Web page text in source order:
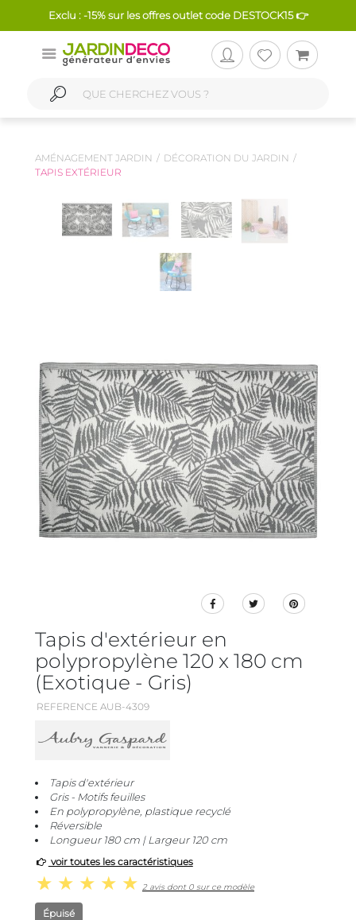
Exclu : -15% sur les offres outlet code DESTOCK15 👉
AMÉNAGEMENT JARDIN
DÉCORATION DU JARDIN
TAPIS EXTÉRIEUR
Tapis d'extérieur en
polypropylène 120 x 180 cm
(Exotique - Gris)
REFERENCE AUB-4309
Tapis d'extérieur
Gris - Motifs feuilles
En polypropylène, plastique recyclé
Réversible
Longueur 180 cm | Largeur 120 cm
voir toutes les caractéristiques
2 avis dont 0 sur ce modèle
Épuisé